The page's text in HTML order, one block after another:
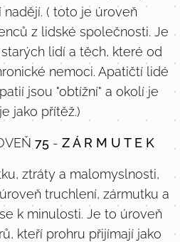
( toto je úroveň
z lidské společnosti. Je
lidí a těch, které od
nemoci. Apatičtí lidé
jsou "obtížní" a okolí je
jako přítěž.)
75 - Z Á R M U T E K
ztráty a malomyslnosti,
truchlení, zármutku a
k minulosti. Je to úroveň
kteří prohru přijímají jako